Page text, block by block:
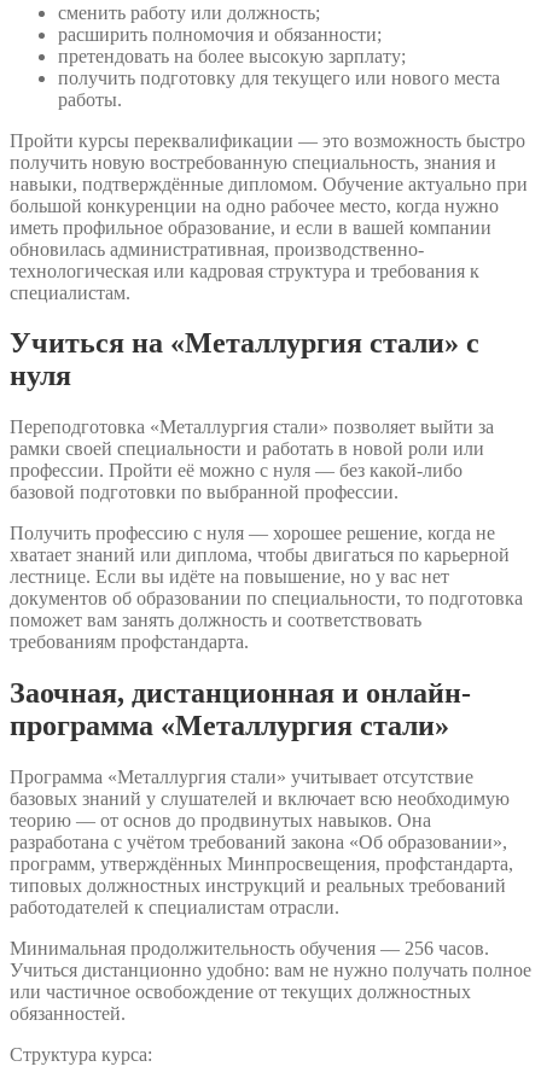
сменить работу или должность;
расширить полномочия и обязанности;
претендовать на более высокую зарплату;
получить подготовку для текущего или нового места
работы.
Пройти курсы переквалификации — это возможность быстро
получить новую востребованную специальность, знания и
навыки, подтверждённые дипломом. Обучение актуально при
большой конкуренции на одно рабочее место, когда нужно
иметь профильное образование, и если в вашей компании
обновилась административная, производственно-
технологическая или кадровая структура и требования к
специалистам.
Учиться на «Металлургия стали» с
нуля
Переподготовка «Металлургия стали» позволяет выйти за
рамки своей специальности и работать в новой роли или
профессии. Пройти её можно с нуля — без какой-либо
базовой подготовки по выбранной профессии.
Получить профессию с нуля — хорошее решение, когда не
хватает знаний или диплома, чтобы двигаться по карьерной
лестнице. Если вы идёте на повышение, но у вас нет
документов об образовании по специальности, то подготовка
поможет вам занять должность и соответствовать
требованиям профстандарта.
Заочная, дистанционная и онлайн-
программа «Металлургия стали»
Программа «Металлургия стали» учитывает отсутствие
базовых знаний у слушателей и включает всю необходимую
теорию — от основ до продвинутых навыков. Она
разработана с учётом требований закона «Об образовании»,
программ, утверждённых Минпросвещения, профстандарта,
типовых должностных инструкций и реальных требований
работодателей к специалистам отрасли.
Минимальная продолжительность обучения — 256 часов.
Учиться дистанционно удобно: вам не нужно получать полное
или частичное освобождение от текущих должностных
обязанностей.
Структура курса: